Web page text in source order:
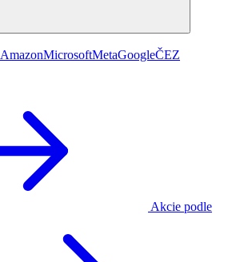
AmazonMicrosoftMetaGoogleČEZ
Akcie podle